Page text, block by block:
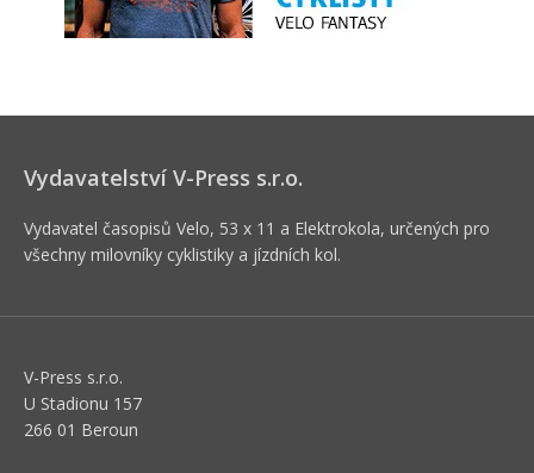
Vydavatelství V-Press s.r.o.
Vydavatel časopisů Velo, 53 x 11 a Elektrokola, určených pro
všechny milovníky cyklistiky a jízdních kol.
V-Press s.r.o.
U Stadionu 157
266 01 Beroun